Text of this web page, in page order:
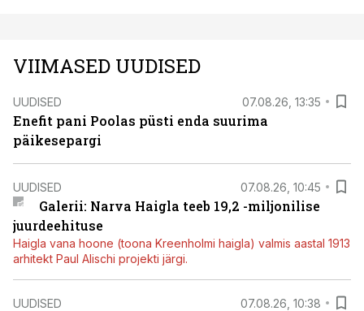
VIIMASED UUDISED
UUDISED 07.08.26, 13:35
Enefit pani Poolas püsti enda suurima
päikesepargi
UUDISED 07.08.26, 10:45
Galerii: Narva Haigla teeb 19,2 -miljonilise
juurdeehituse
Haigla vana hoone (toona Kreenholmi haigla) valmis aastal 1913
arhitekt Paul Alischi projekti järgi.
UUDISED 07.08.26, 10:38